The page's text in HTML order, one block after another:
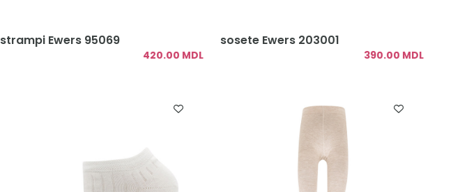
strampi Ewers 95069
420.00 MDL
sosete Ewers 203001
390.00 MDL